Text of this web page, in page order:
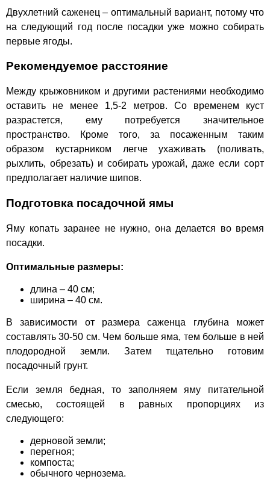
Двухлетний саженец – оптимальный вариант, потому что
на следующий год после посадки уже можно собирать
первые ягоды.
Рекомендуемое расстояние
Между крыжовником и другими растениями необходимо
оставить не менее 1,5-2 метров. Со временем куст
разрастется, ему потребуется значительное
пространство. Кроме того, за посаженным таким
образом кустарником легче ухаживать (поливать,
рыхлить, обрезать) и собирать урожай, даже если сорт
предполагает наличие шипов.
Подготовка посадочной ямы
Яму копать заранее не нужно, она делается во время
посадки.
Оптимальные размеры:
длина – 40 см;
ширина – 40 см.
В зависимости от размера саженца глубина может
составлять 30-50 см. Чем больше яма, тем больше в ней
плодородной земли. Затем тщательно готовим
посадочный грунт.
Если земля бедная, то заполняем яму питательной
смесью, состоящей в равных пропорциях из
следующего:
дерновой земли;
перегноя;
компоста;
обычного чернозема.